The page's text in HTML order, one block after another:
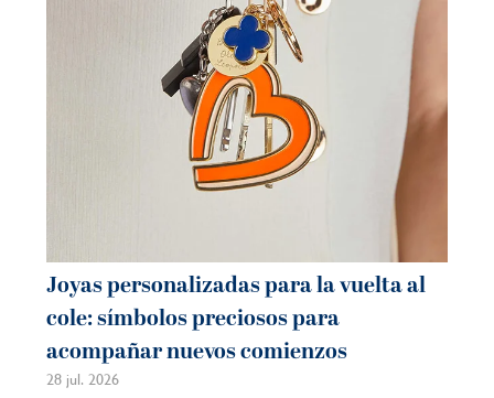
Joyas personalizadas para la vuelta al
cole: símbolos preciosos para
acompañar nuevos comienzos
28 jul. 2026